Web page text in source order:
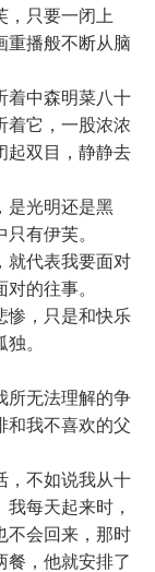
只要一闭上
重播般不断从脑
中森明菜八十
着它，一股浓浓
起双目，静静去
光明还是黑
有伊芙。
代表我要面对
的往事。
，只是和快乐
。
无法理解的争
和我不喜欢的父
不如说我从十
每天起来时，
不会回来，那时
餐，他就安排了